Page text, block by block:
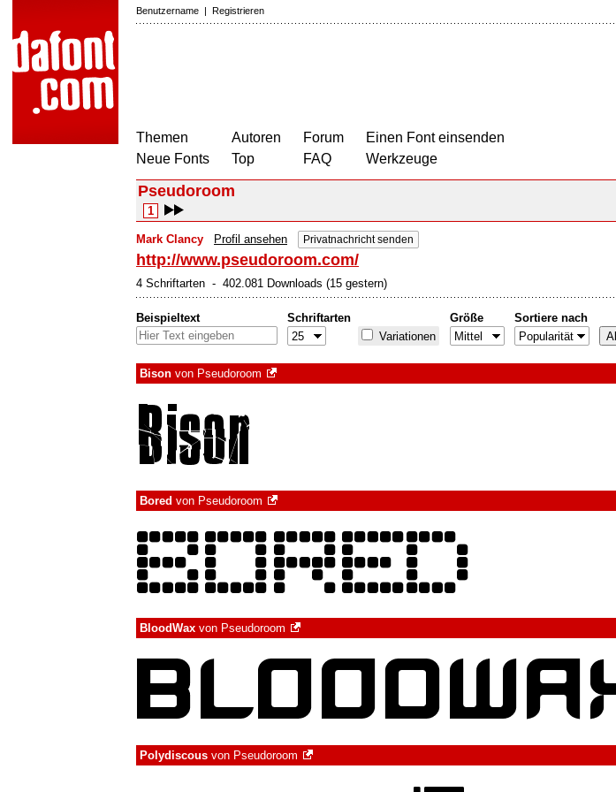
Benutzername | Registrieren
Themen
Neue Fonts
Autoren
Top
Forum
FAQ
Einen Font einsenden
Werkzeuge
Pseudoroom
1
Mark Clancy Profil ansehen Privatnachricht senden
http://www.pseudoroom.com/
4 Schriftarten - 402.081 Downloads (15 gestern)
Beispieltext
Schriftarten
Variationen
Größe Sortiere nach
Bison von Pseudoroom
Bored von Pseudoroom
BloodWax von Pseudoroom
Polydiscous von Pseudoroom